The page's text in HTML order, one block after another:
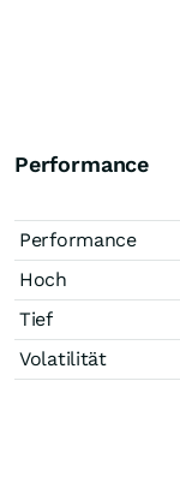
Performance
Performance
Hoch
Tief
Volatilität